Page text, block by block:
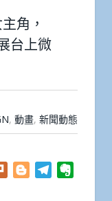
角，
台上微
, 動畫, 新聞動態
Plurk BloggerTelegram